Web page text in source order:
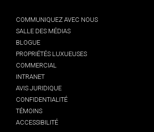
COMMUNIQUEZ AVEC NOUS
SALLE DES MÉDIAS
BLOGUE
PROPRIÉTÉS LUXUEUSES
COMMERCIAL
INTRANET
AVIS JURIDIQUE
CONFIDENTIALITÉ
TÉMOINS
ACCESSIBILITÉ